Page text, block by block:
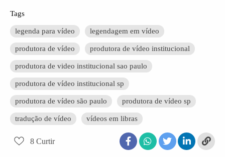
Tags
legenda para vídeo legendagem em vídeo
produtora de vídeo produtora de vídeo institucional
produtora de video institucional sao paulo
produtora de vídeo institucional sp
produtora de vídeo são paulo produtora de vídeo sp
tradução de vídeo vídeos em libras
8 Curtir